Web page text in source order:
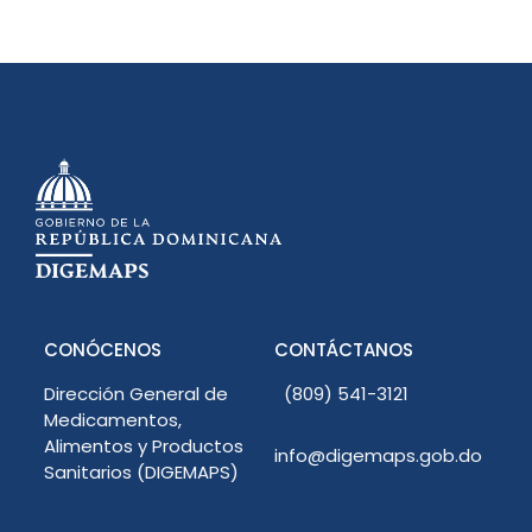
CONÓCENOS
Dirección General de
Medicamentos,
Alimentos y Productos
Sanitarios (DIGEMAPS)
CONTÁCTANOS
(809) 541-3121
info@digemaps.gob.do